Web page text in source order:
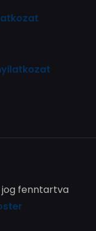
jog fenntartva